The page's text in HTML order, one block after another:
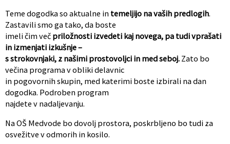
Teme dogodka so aktualne in temeljijo na vaših predlogih.
Zastavili smo ga tako, da boste
imeli čim več priložnosti izvedeti kaj novega, pa tudi vprašati
in izmenjati izkušnje –
s strokovnjaki, z našimi prostovoljci in med seboj. Zato bo
večina programa v obliki delavnic
in pogovornih skupin, med katerimi boste izbirali na dan
dogodka. Podroben program
najdete v nadaljevanju.
Na OŠ Medvode bo dovolj prostora, poskrbljeno bo tudi za
osvežitve v odmorih in kosilo.